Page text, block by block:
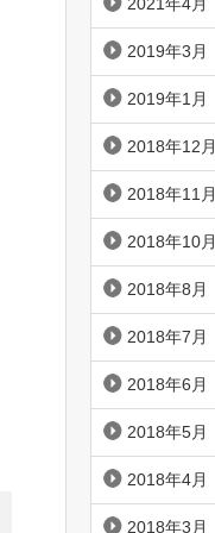
2019年3月
2019年1月
2018年12月
2018年11月
2018年10月
2018年8月
2018年7月
2018年6月
2018年5月
2018年4月
2018年3月